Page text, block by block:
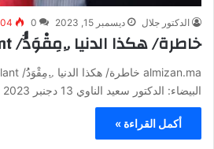
الدكتور جلال ديسمبر 15, 2023 0
خاطرة/ هكذا الدنيا ..ِمِقْوَدُُ/ un volant
البيضاء: الدكتور سعيد الناوي 13 دجنبر 2023 أطلعني صاحبي عن وجه…
أكمل القراءة »